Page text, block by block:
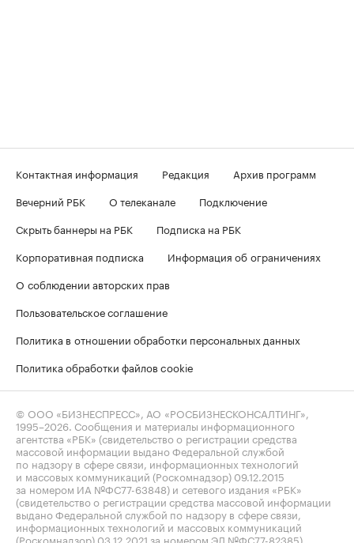
Контактная информация Редакция
Архив программ
Вечерний РБК
О телеканале
Подключение
Скрыть баннеры на РБК
Подписка на РБК
Корпоративная подписка
Информация об ограничениях
О соблюдении авторских прав
Пользовательское соглашение
Политика в отношении обработки персональных данных
Политика обработки файлов cookie
© ООО «БИЗНЕСПРЕСС», АО «РОСБИЗНЕСКОНСАЛТИНГ»,
1995–2026 . Сообщения и материалы информационного
агентства «РБК» (свидетельство о регистрации средства
массовой информации выдано Федеральной службой
по надзору в сфере связи, информационных технологий
и массовых коммуникаций (Роскомнадзор) 09.12.2015
за номером ИА №ФС77-63848) и сетевого издания «РБК»
(свидетельство о регистрации средства массовой информации
выдано Федеральной службой по надзору в сфере связи,
информационных технологий и массовых коммуникаций
(Роскомнадзор) 03.12.2021 за номером ЭЛ №ФС77-82385)